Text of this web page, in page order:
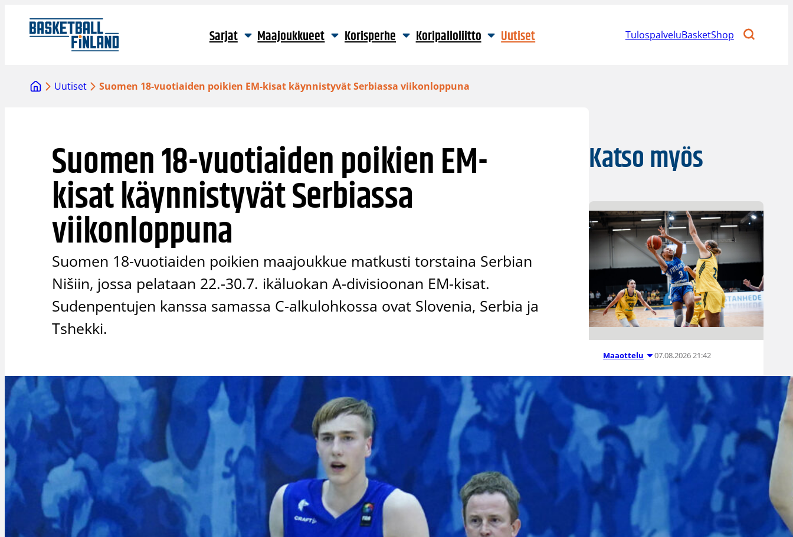
sisältöön
Sarjat Maajoukkueet Korisperhe Koripalloliitto Uutiset TulospalveluBasketShop
Uutiset Suomen 18-vuotiaiden poikien EM-kisat käynnistyvät Serbiassa viikonloppuna
Suomen 18-vuotiaiden poikien EM-
kisat käynnistyvät Serbiassa
viikonloppuna
Suomen 18-vuotiaiden poikien maajoukkue matkusti torstaina Serbian
Nišiin, jossa pelataan 22.-30.7. ikäluokan A-divisioonan EM-kisat.
Sudenpentujen kanssa samassa C-alkulohkossa ovat Slovenia, Serbia ja
Tshekki.
Katso myös
Maaottelu 07.08.2026 21:42
Ruotsi piirun
verran
Susiladiesia
parempi
Tukholmassa